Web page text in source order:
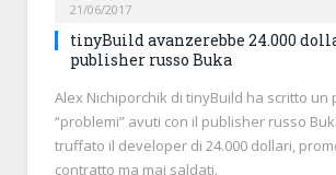
21/06/2017
tinyBuild avanzerebbe 24.000
publisher russo Buka
Alex Nichiporchik di tinyBuild ha scritto un
“problemi” avuti con il publisher russo
truffato il developer di 24.000 dollari,
contratto ma mai saldati.